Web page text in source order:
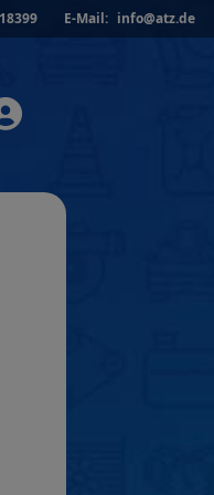
E-Mail: info@atz.de